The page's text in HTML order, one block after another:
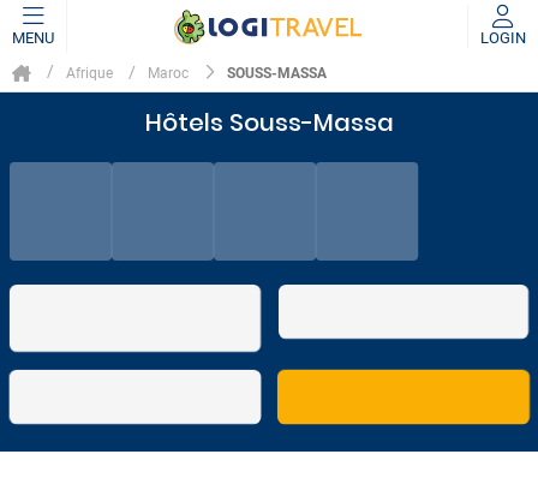
MENU LOGIN
Afrique Maroc SOUSS-MASSA
Hôtels Souss-Massa